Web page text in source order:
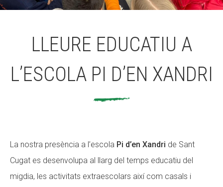
LLEURE EDUCATIU A
L’ESCOLA PI D’EN XANDRI
La nostra presència a l’escola Pi d’en Xandri de Sant
Cugat es desenvolupa al llarg del temps educatiu del
migdia, les activitats extraescolars així com casals i
ACCIÓ SOCIAL I JOVES
ESPLAIS